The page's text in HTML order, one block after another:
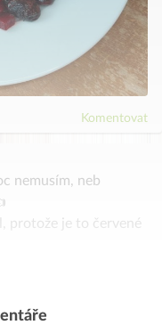
Komentovat
nemusím, neb
protože je to červené